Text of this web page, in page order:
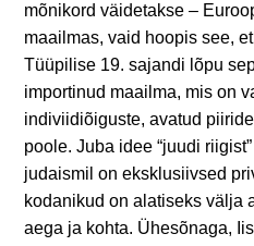
mõnikord väidetakse –
maailmas, vaid hoopis see,
Tüüpilise 19. sajandi lõpu
importinud maailma, mis on
indiviidiõiguste, avatud
poole. Juba idee “juudi
judaismil on eksklusiivsed
kodanikud on alatiseks välja
aega ja kohta. Ühesõnaga,